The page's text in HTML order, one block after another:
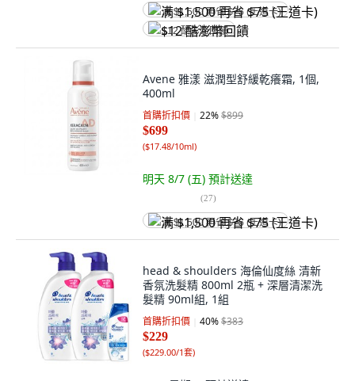
满 $1,500 再省 $75 (王道卡)
$12 酷澎幣回饋
Avene 雅漾 滋潤型舒緩乾癢霜, 1個,
400ml
首購折扣價 22%$899
$699
($17.48/10ml)
明天 8/7 (五) 預計送達
(27)
满 $1,500 再省 $75 (王道卡)
head & shoulders 海倫仙度絲 清新
香氛洗髮精 800ml 2瓶 + 深層清潔洗
髮精 90ml組, 1組
首購折扣價 40%$383
$229
($229.00/1套)